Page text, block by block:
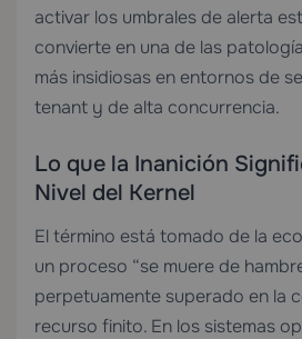
activar los umbrales de alerta
convierte en una de las
más insidiosas en entornos de
tenant y de alta concurrencia.
Lo que la Inanición
Nivel del Kernel
El término está tomado de la
un proceso “se muere de
perpetuamente superado en la
recurso finito. En los sistemas